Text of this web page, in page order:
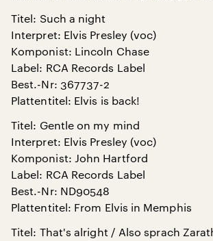
Titel: Such a night
Interpret: Elvis Presley (voc)
Komponist: Lincoln Chase
Label: RCA Records Label
Best.-Nr: 367737-2
Plattentitel: Elvis is back!
Titel: Gentle on my mind
Interpret: Elvis Presley (voc)
Komponist: John Hartford
Label: RCA Records Label
Best.-Nr: ND90548
Plattentitel: From Elvis in Memphis
Titel: That's alright / Also sprach